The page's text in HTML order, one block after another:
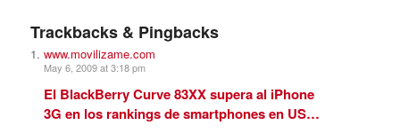
Trackbacks & Pingbacks
www.movilizame.com
May 6, 2009 at 3:18 pm
El BlackBerry Curve 83XX supera al iPhone
3G en los rankings de smartphones en US…